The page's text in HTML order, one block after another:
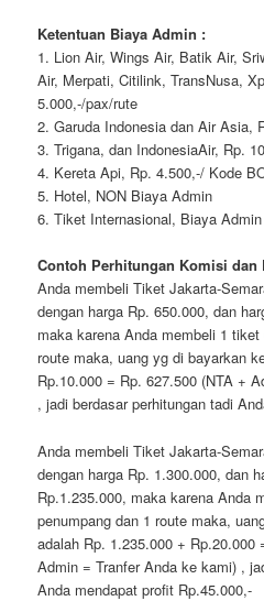
Ketentuan Biaya Admin :
1. Lion Air, Wings Air, Batik Air,
Air, Merpati, Citilink, TransNusa,
5.000,-/pax/rute
2. Garuda Indonesia dan Air Asia,
3. Trigana, dan IndonesiaAir, Rp.
4. Kereta Api, Rp. 4.500,-/ Kode
5. Hotel, NON Biaya Admin
6. Tiket Internasional, Biaya
Contoh Perhitungan Komisi dan
Anda membeli Tiket Jakarta-
dengan harga Rp. 650.000, dan
maka karena Anda membeli 1
route maka, uang yg di bayarkan
Rp.10.000 = Rp. 627.500 (NTA +
, jadi berdasar perhitungan tadi
Anda membeli Tiket Jakarta-
dengan harga Rp. 1.300.000, dan
Rp.1.235.000, maka karena Anda
penumpang dan 1 route maka,
adalah Rp. 1.235.000 + Rp.20.000
Admin = Tranfer Anda ke kami) ,
Anda mendapat profit Rp.45.000,-